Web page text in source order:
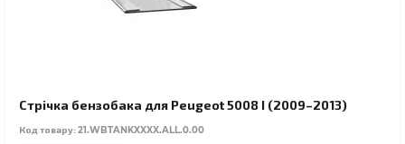
Стрічка бензобака для Peugeot 5008 I (2009–2013)
Код товару:21.WBTANKXXXX.ALL.0.00